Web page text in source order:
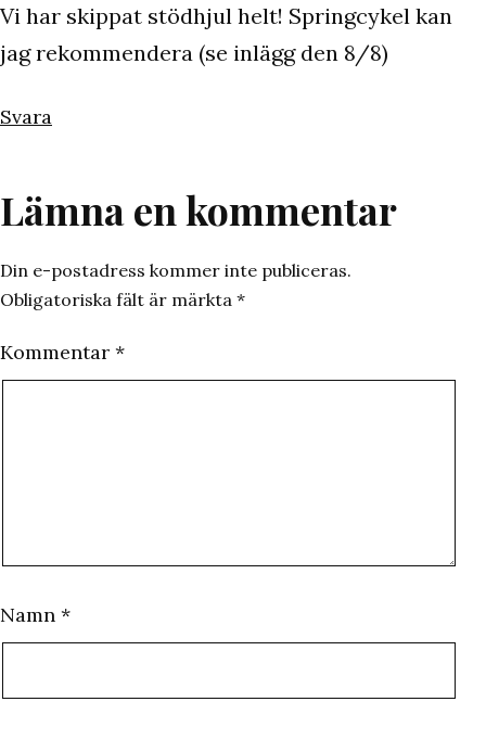
Vi har skippat stödhjul helt! Springcykel kan
jag rekommendera (se inlägg den 8/8)
Svara
Lämna en kommentar
Din e-postadress kommer inte publiceras.
Obligatoriska fält är märkta *
Kommentar *
Namn *